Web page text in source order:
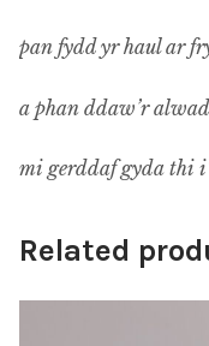
pan fydd yr haul ar
a phan ddaw’r
mi gerddaf gyda thi
Related